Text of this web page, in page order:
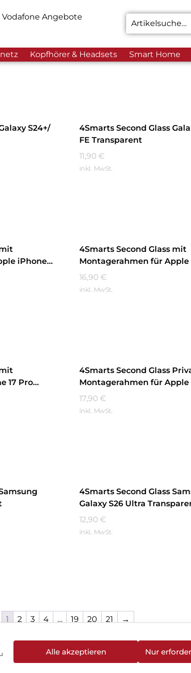
Alle akzeptieren Nur
Vodafone Angebote
Kopfhörer & Headsets Smart Home
S24+/
4Smarts Second Glass
FE Transparent
11,90 €
inkl. MwSt.
iPhone
4Smarts Second Glass mit
Montagerahmen für Apple
16 Transparent
16,90 €
inkl. MwSt.
17 Pro
4Smarts Second Glass
Montagerahmen für Apple
17e/16e Transparent
17,90 €
inkl. MwSt.
4Smarts Second Glass
Galaxy S26 Ultra
12,90 €
inkl. MwSt.
1 2 3 4 … 19 20 21 →
Vertrag widerrufen Hinweis zur